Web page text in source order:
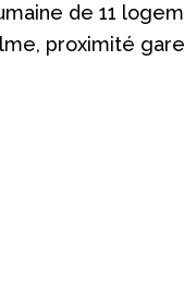
de 11
proximité